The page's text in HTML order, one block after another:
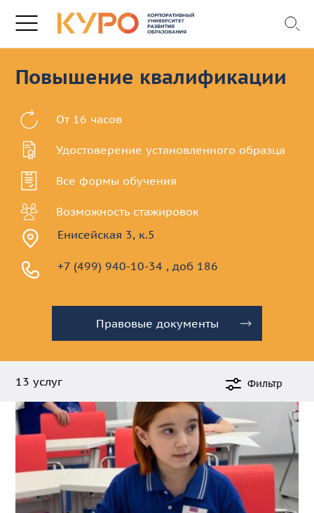
Повышение квалификации
От 16 часов
Удостоверение установленного образца
Все формы обучения
Возможность стажировок
Енисейская 3, к.5
+7 (499) 940-10-34 , доб 186
Правовые документы
13 услуг Фильтр